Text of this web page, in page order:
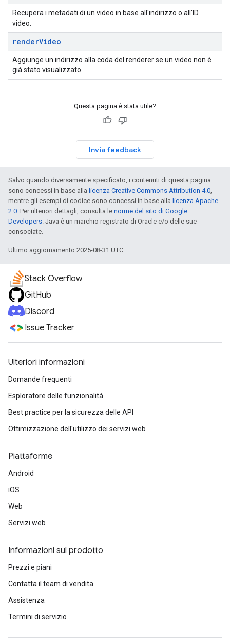
Recupera i metadati di un video in base all'indirizzo o all'ID
video.
renderVideo
Aggiunge un indirizzo alla coda del renderer se un video non è
già stato visualizzato.
Questa pagina è stata utile?
Invia feedback
Salvo quando diversamente specificato, i contenuti di questa pagina
sono concessi in base alla licenza Creative Commons Attribution 4.0,
mentre gli esempi di codice sono concessi in base alla licenza Apache
2.0. Per ulteriori dettagli, consulta le norme del sito di Google
Developers. Java è un marchio registrato di Oracle e/o delle sue
consociate.
Ultimo aggiornamento 2025-08-31 UTC.
Stack Overflow
GitHub
Discord
Issue Tracker
Ulteriori informazioni
Domande frequenti
Esploratore delle funzionalità
Best practice per la sicurezza delle API
Ottimizzazione dell'utilizzo dei servizi web
Piattaforme
Android
iOS
Web
Servizi web
Informazioni sul prodotto
Prezzi e piani
Contatta il team di vendita
Assistenza
Termini di servizio